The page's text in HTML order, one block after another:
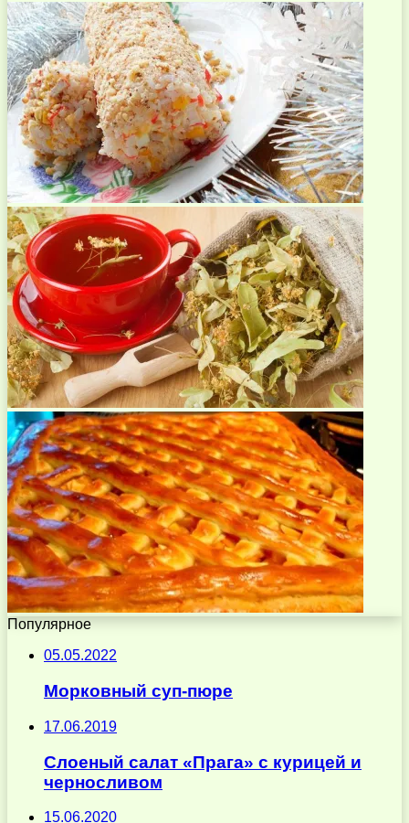
Популярное
05.05.2022
Морковный суп-пюре
17.06.2019
Слоеный салат «Прага» с курицей и
черносливом
15.06.2020